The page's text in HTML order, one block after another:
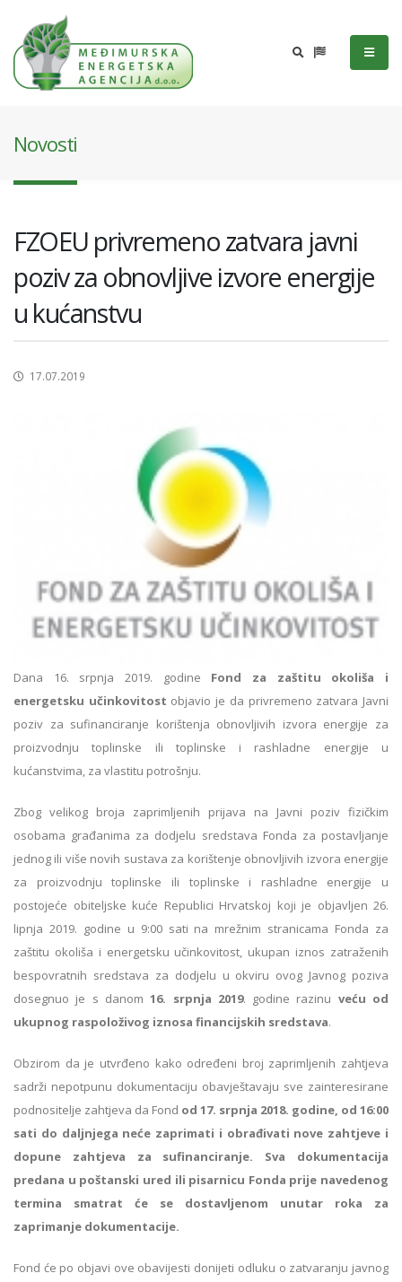
Novosti
FZOEU privremeno zatvara javni
poziv za obnovljive izvore energije
u kućanstvu
17.07.2019
Dana 16. srpnja 2019. godine Fond za zaštitu okoliša i
energetsku učinkovitost objavio je da privremeno zatvara Javni
poziv za sufinanciranje korištenja obnovljivih izvora energije za
proizvodnju toplinske ili toplinske i rashladne energije u
kućanstvima, za vlastitu potrošnju.
Zbog velikog broja zaprimljenih prijava na Javni poziv fizičkim
osobama građanima za dodjelu sredstava Fonda za postavljanje
jednog ili više novih sustava za korištenje obnovljivih izvora energije
za proizvodnju toplinske ili toplinske i rashladne energije u
postojeće obiteljske kuće Republici Hrvatskoj koji je objavljen 26.
lipnja 2019. godine u 9:00 sati na mrežnim stranicama Fonda za
zaštitu okoliša i energetsku učinkovitost, ukupan iznos zatraženih
bespovratnih sredstava za dodjelu u okviru ovog Javnog poziva
dosegnuo je s danom16. srpnja 2019. godine razinu veću od
ukupnog raspoloživog iznosa financijskih sredstava.
Obzirom da je utvrđeno kako određeni broj zaprimljenih zahtjeva
sadrži nepotpunu dokumentaciju obavještavaju sve zainteresirane
podnositelje zahtjeva da Fond od 17. srpnja 2018. godine, od 16:00
sati do daljnjega neće zaprimati i obrađivati nove zahtjeve i
dopune zahtjeva za sufinanciranje. Sva dokumentacija
predana u poštanski ured ili pisarnicu Fonda prije navedenog
termina smatrat će se dostavljenom unutar roka za
zaprimanje dokumentacije.
Fond će po objavi ove obavijesti donijeti odluku o zatvaranju javnog